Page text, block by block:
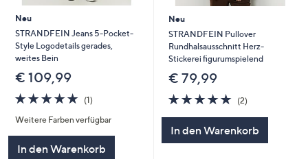
Neu
STRANDFEIN Jeans 5-Pocket-
Style Logodetails gerades,
weites Bein
€ 109,99
5.0
von
5
(1)
Weitere Farben verfügbar
In den Warenkorb
Neu
STRANDFEIN Pullover
Rundhalsausschnitt Herz-
Stickerei figurumspielend
€ 79,99
5.0
von
5
(2)
In den Warenkorb